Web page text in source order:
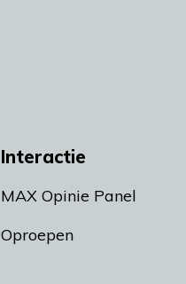
Interactie
MAX Opinie Panel
Oproepen